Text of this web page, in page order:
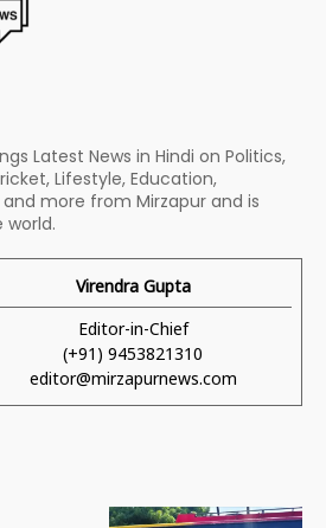
Latest News in Hindi on Politics,
Lifestyle, Education,
more from Mirzapur and is
world.
Virendra Gupta
Editor-in-Chief
(+91) 9453821310
editor@mirzapurnews.com